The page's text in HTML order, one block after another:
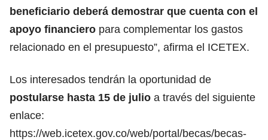
beneficiario deberá demostrar que cuenta con el
apoyo financiero para complementar los gastos
relacionado en el presupuesto”, afirma el ICETEX.
Los interesados tendrán la oportunidad de
postularse hasta 15 de julio a través del siguiente
enlace:
https://web.icetex.gov.co/web/portal/becas/becas-